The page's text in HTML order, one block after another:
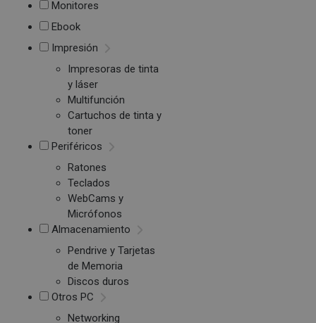
Monitores
Ebook
Impresión
Impresoras de tinta
y láser
Multifunción
Cartuchos de tinta y
toner
Periféricos
Ratones
Teclados
WebCams y
Micrófonos
Almacenamiento
Pendrive y Tarjetas
de Memoria
Discos duros
Otros PC
Networking